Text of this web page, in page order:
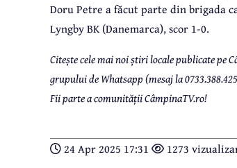
Doru Petre a făcut parte din brigada
Lyngby BK (Danemarca), scor 1-0.
Citește cele mai noi știri locale publicate pe
grupului de Whatsapp (mesaj la
Fii parte a comunității CâmpinaTV.ro!
24 Apr 2025 17:31 1273